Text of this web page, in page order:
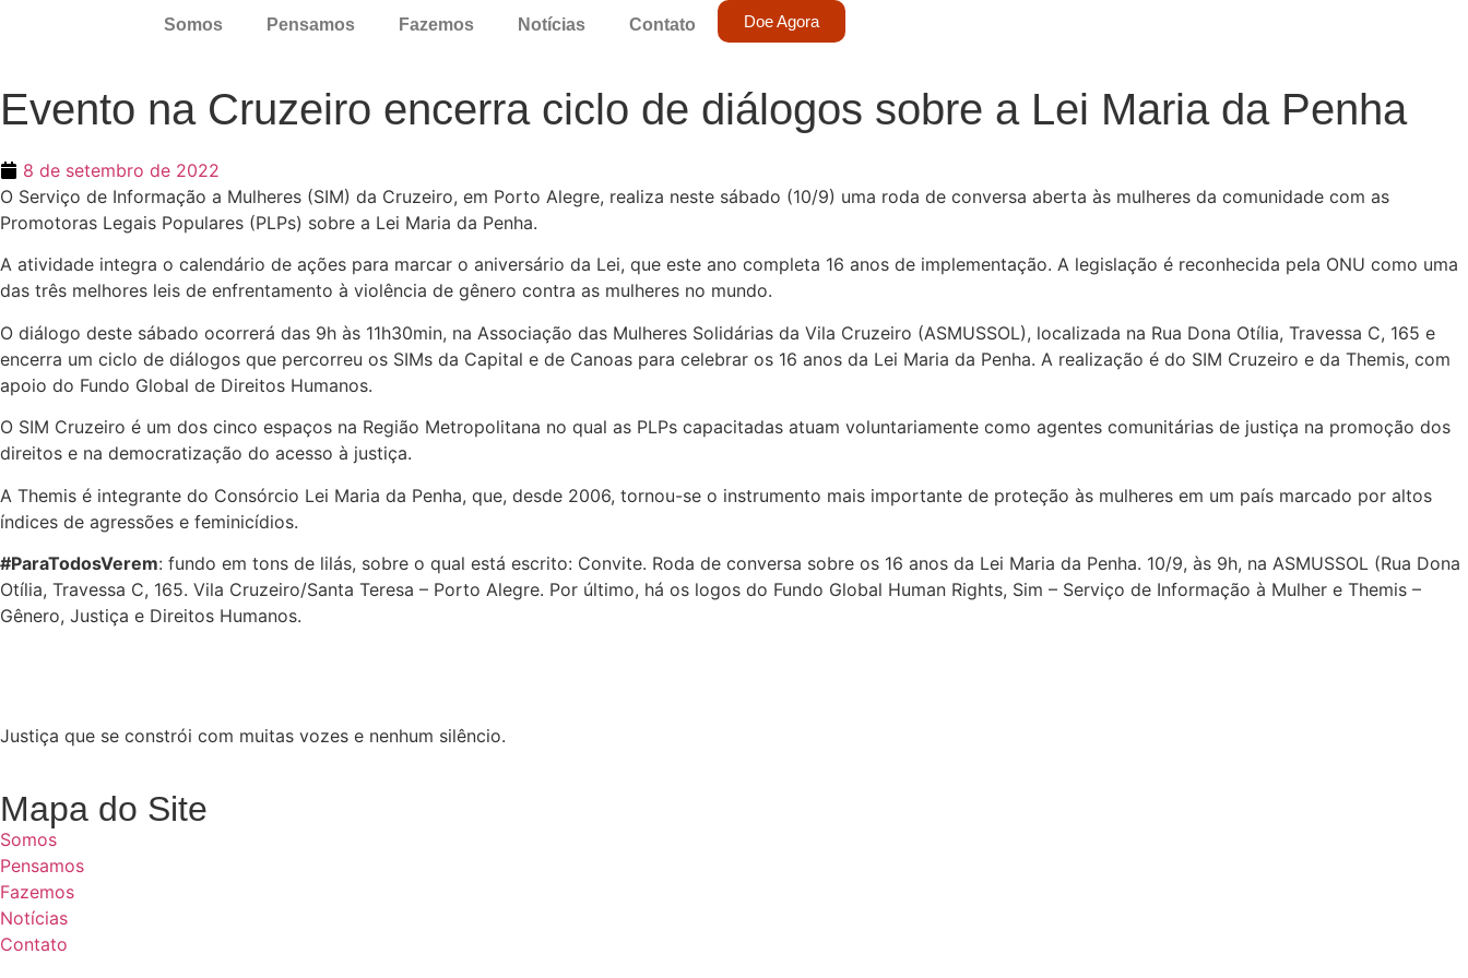
Somos Pensamos Fazemos Notícias Contato Doe Agora
Evento na Cruzeiro encerra ciclo de diálogos sobre a Lei Maria da Penha
8 de setembro de 2022
O Serviço de Informação a Mulheres (SIM) da Cruzeiro, em Porto Alegre, realiza neste sábado (10/9) uma roda de conversa aberta às mulheres da comunidade com as
Promotoras Legais Populares (PLPs) sobre a Lei Maria da Penha.
A atividade integra o calendário de ações para marcar o aniversário da Lei, que este ano completa 16 anos de implementação. A legislação é reconhecida pela ONU como uma
das três melhores leis de enfrentamento à violência de gênero contra as mulheres no mundo.
O diálogo deste sábado ocorrerá das 9h às 11h30min, na Associação das Mulheres Solidárias da Vila Cruzeiro (ASMUSSOL), localizada na Rua Dona Otília, Travessa C, 165 e
encerra um ciclo de diálogos que percorreu os SIMs da Capital e de Canoas para celebrar os 16 anos da Lei Maria da Penha. A realização é do SIM Cruzeiro e da Themis, com
apoio do Fundo Global de Direitos Humanos.
O SIM Cruzeiro é um dos cinco espaços na Região Metropolitana no qual as PLPs capacitadas atuam voluntariamente como agentes comunitárias de justiça na promoção dos
direitos e na democratização do acesso à justiça.
A Themis é integrante do Consórcio Lei Maria da Penha, que, desde 2006, tornou-se o instrumento mais importante de proteção às mulheres em um país marcado por altos
índices de agressões e feminicídios.
#ParaTodosVerem: fundo em tons de lilás, sobre o qual está escrito: Convite. Roda de conversa sobre os 16 anos da Lei Maria da Penha. 10/9, às 9h, na ASMUSSOL (Rua Dona
Otília, Travessa C, 165. Vila Cruzeiro/Santa Teresa – Porto Alegre. Por último, há os logos do Fundo Global Human Rights, Sim – Serviço de Informação à Mulher e Themis –
Gênero, Justiça e Direitos Humanos.
Justiça que se constrói com muitas vozes e nenhum silêncio.
Mapa do Site
Somos
Pensamos
Fazemos
Notícias
Contato